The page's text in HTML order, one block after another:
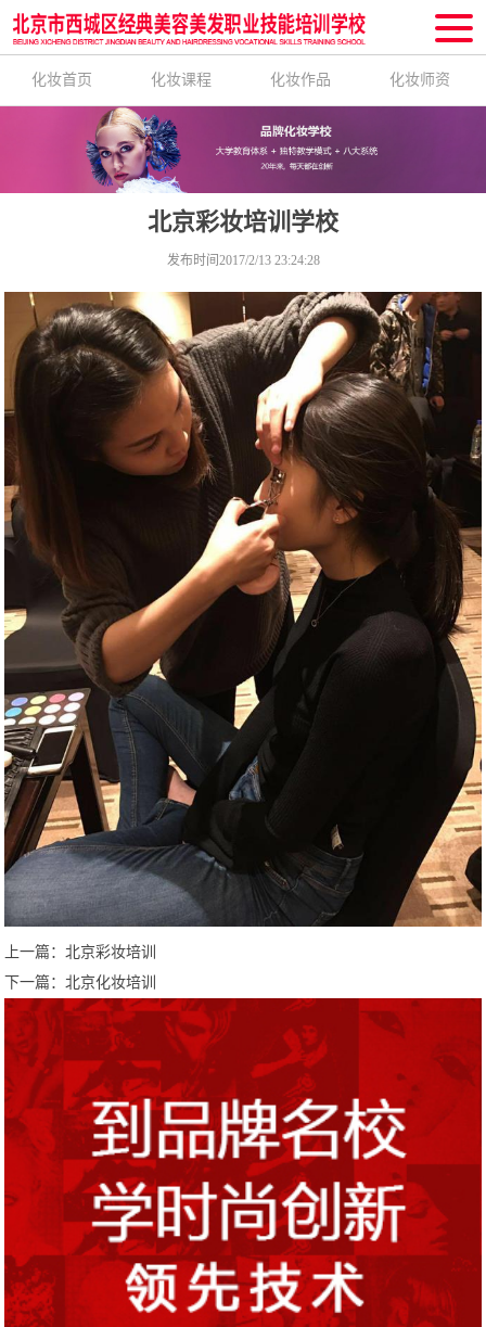
化妆首页 化妆课程 化妆作品 化妆师资
北京彩妆培训学校
发布时间2017/2/13 23:24:28
上一篇：北京彩妆培训
下一篇：北京化妆培训